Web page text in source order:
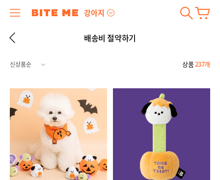
강아지
배송비 절약하기
상품237개